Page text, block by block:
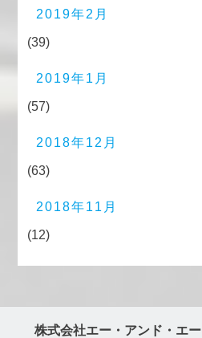
2019年2月
(39)
2019年1月
(57)
2018年12月
(63)
2018年11月
(12)
株式会社エー・アンド・エー